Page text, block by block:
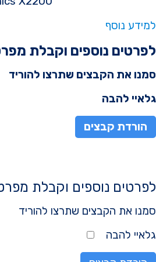
למידע נוסף
לפרטים נוספים וקבלת
סמנו את הקבצים שתרצו להוריד
גלאיי להבה
הורדת קבצים
לפרטים נוספים וקבלת
סמנו את הקבצים שתרצו להוריד
גלאיי להבה